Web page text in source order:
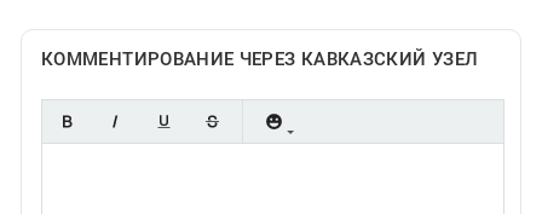
КОММЕНТИРОВАНИЕ ЧЕРЕЗ КАВКАЗСКИЙ УЗЕЛ